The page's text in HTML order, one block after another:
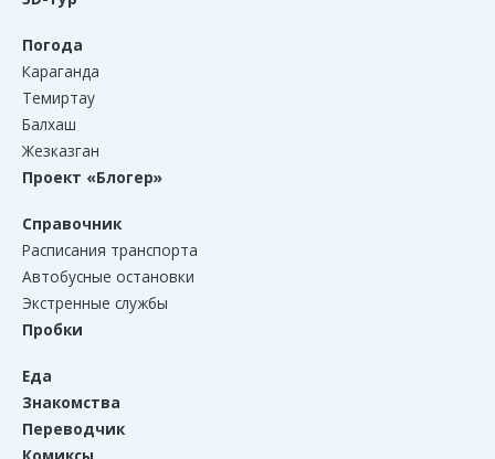
Погода
Караганда
Темиртау
Балхаш
Жезказган
Проект «Блогер»
Справочник
Расписания транспорта
Автобусные остановки
Экстренные службы
Пробки
Еда
Знакомства
Переводчик